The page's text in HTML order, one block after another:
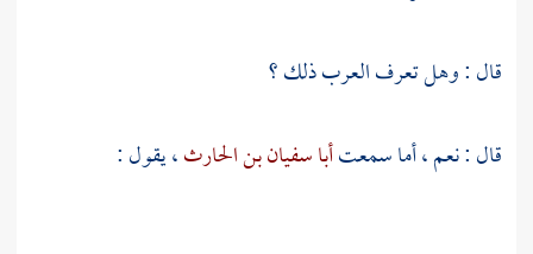
قال : وهل تعرف العرب ذلك ؟
قال : نعم ، أما سمعتأبا سفيان بن الحارث، يقول :